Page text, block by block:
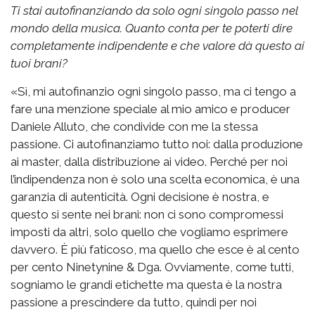
Ti stai autofinanziando da solo ogni singolo passo nel
mondo della musica. Quanto conta per te poterti dire
completamente indipendente e che valore dà questo ai
tuoi brani?
«Sì, mi autofinanzio ogni singolo passo, ma ci tengo a
fare una menzione speciale al mio amico e producer
Daniele Alluto, che condivide con me la stessa
passione. Ci autofinanziamo tutto noi: dalla produzione
ai master, dalla distribuzione ai video. Perché per noi
l’indipendenza non è solo una scelta economica, è una
garanzia di autenticità. Ogni decisione è nostra, e
questo si sente nei brani: non ci sono compromessi
imposti da altri, solo quello che vogliamo esprimere
davvero. È più faticoso, ma quello che esce è al cento
per cento Ninetynine & Dga. Ovviamente, come tutti,
sogniamo le grandi etichette ma questa è la nostra
passione a prescindere da tutto, quindi per noi